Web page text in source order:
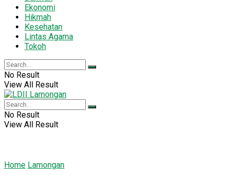
Ekonomi
Hikmah
Kesehatan
Lintas Agama
Tokoh
No Result
View All Result
No Result
View All Result
Home Lamongan